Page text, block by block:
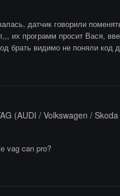
датчик говорили
их программ просит Вася,
брать видимо не поняли код
(AUDI / Volkswagen /
vag can pro?